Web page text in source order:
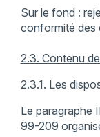
Sur le fond :
conformité des
2.3. Contenu
2.3.1. Les
Le paragraphe
99-209